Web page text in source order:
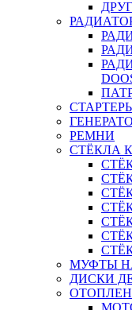
РЕМНИ
СТЁКЛА
МУФТЫ
ДИСКИ